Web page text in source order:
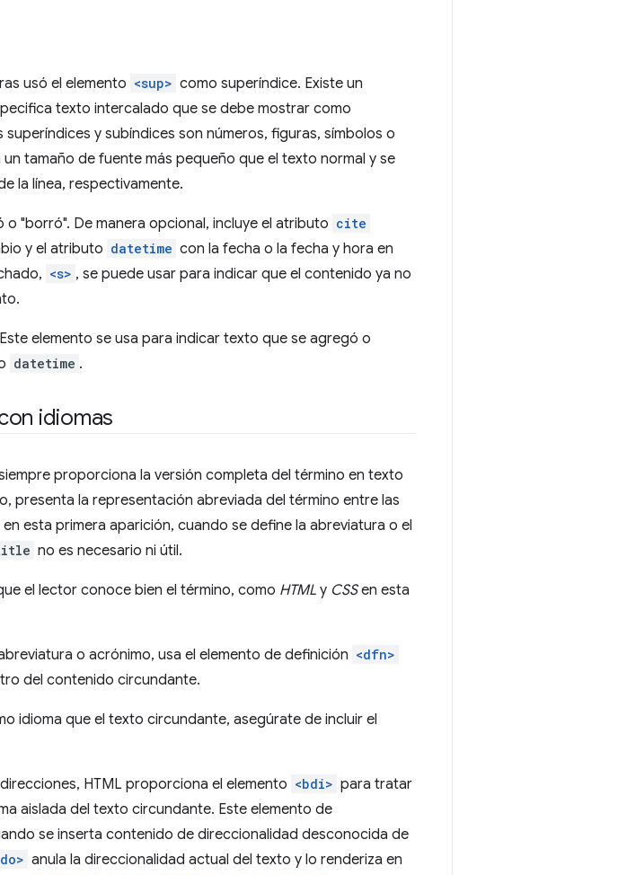
usó el elemento <sup> como superíndice. Existe un
texto intercalado que se debe mostrar como
y subíndices son números, figuras, símbolos o
tamaño de fuente más pequeño que el texto normal y se
la línea, respectivamente.
"borró". De manera opcional, incluye el atributo cite
y el atributo datetime con la fecha o la fecha y hora en
<s> , se puede usar para indicar que el contenido ya no
elemento se usa para indicar texto que se agregó o
datetime .
idiomas
proporciona la versión completa del término en texto
presenta la representación abreviada del término entre las
en esta primera aparición, cuando se define la abreviatura o el
no es necesario ni útil.
el lector conoce bien el término, como HTML y CSSen esta
o acrónimo, usa el elemento de definición <dfn>
del contenido circundante.
idioma que el texto circundante, asegúrate de incluir el
HTML proporciona el elemento <bdi> para tratar
aislada del texto circundante. Este elemento de
se inserta contenido de direccionalidad desconocida de
anula la direccionalidad actual del texto y lo renderiza en